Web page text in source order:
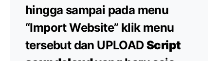
hingga sampai pada menu
“Import Website” klik menu
tersebut dan UPLOADScript